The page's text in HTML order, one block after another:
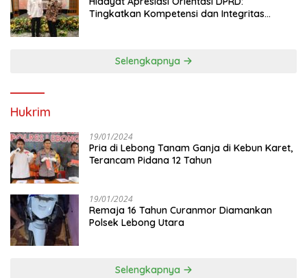
Tingkatkan Kompetensi dan Integritas
Selengkapnya
Hukrim
19/01/2024
Pria di Lebong Tanam Ganja di Kebun Karet,
Terancam Pidana 12 Tahun
19/01/2024
Remaja 16 Tahun Curanmor Diamankan
Polsek Lebong Utara
Selengkapnya